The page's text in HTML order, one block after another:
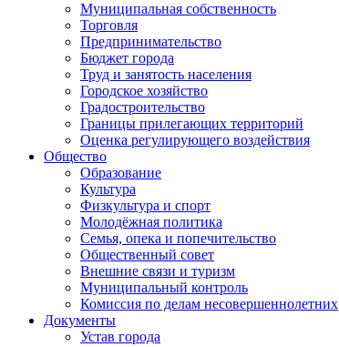
Муниципальная собственность
Торговля
Предпринимательство
Бюджет города
Труд и занятость населения
Городское хозяйство
Градостроительство
Границы прилегающих территорий
Оценка регулирующего воздействия
Общество
Образование
Культура
Физкультура и спорт
Молодёжная политика
Семья, опека и попечительство
Общественный совет
Внешние связи и туризм
Муниципальный контроль
Комиссия по делам несовершеннолетних
Документы
Устав города